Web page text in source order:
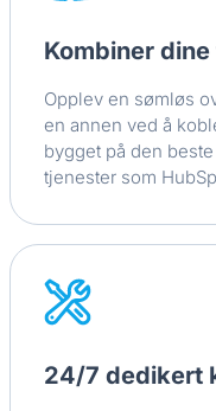
Kombiner
Opplev en sømløs
en annen ved å
bygget på den
tjenester som
24/7 dedikert